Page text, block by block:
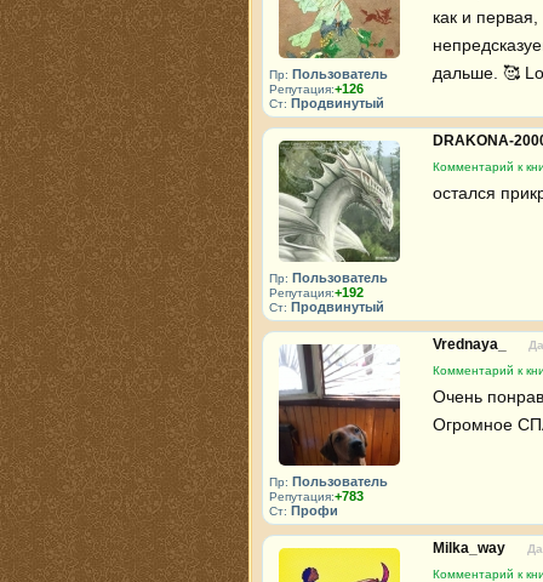
Пр: Пользователь
Репутация:+126
Ст: Продвинутый
как и
дальше. 🥰
Пр: Пользователь
Репутация:+192
Ст: Продвинутый
DRAKONA-
Комментарий к
остался
Пр: Пользователь
Репутация:+783
Ст: Профи
Vrednaya_
Комментарий к
Очень
Огромное
Milka_way
Комментарий к